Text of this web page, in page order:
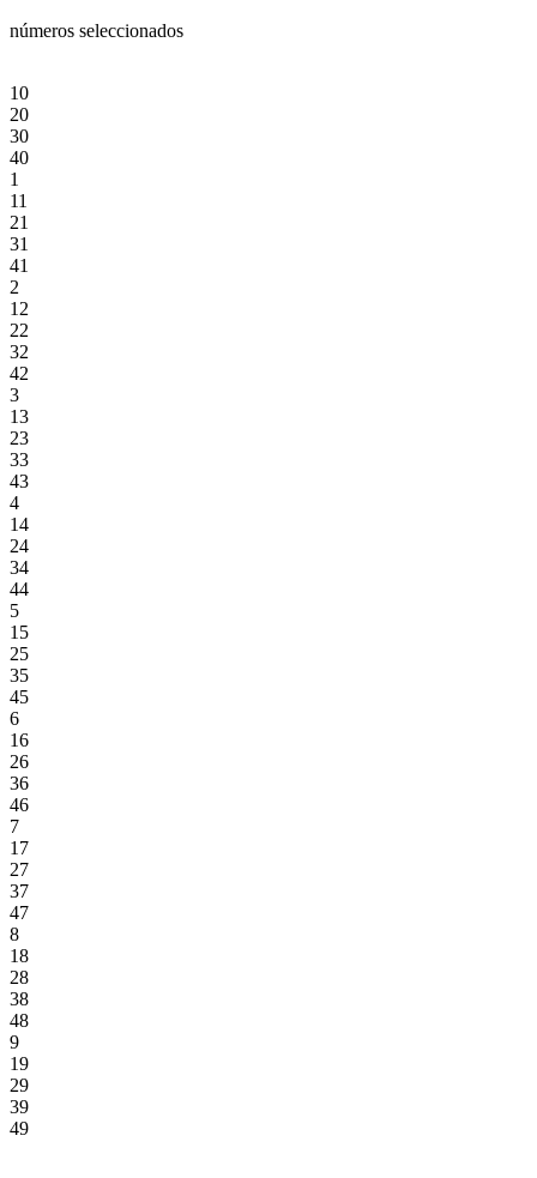
números seleccionados
10
20
30
40
1
11
21
31
41
2
12
22
32
42
3
13
23
33
43
4
14
24
34
44
5
15
25
35
45
6
16
26
36
46
7
17
27
37
47
8
18
28
38
48
9
19
29
39
49